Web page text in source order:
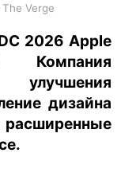
Verge
2026 Apple
Компания
дизайна